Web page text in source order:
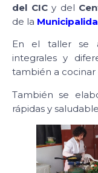
del CICy del
de la
En el taller se
integrales y
también a cocinar
También se
rápidas y